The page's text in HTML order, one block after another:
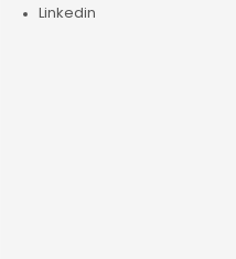
Linkedin